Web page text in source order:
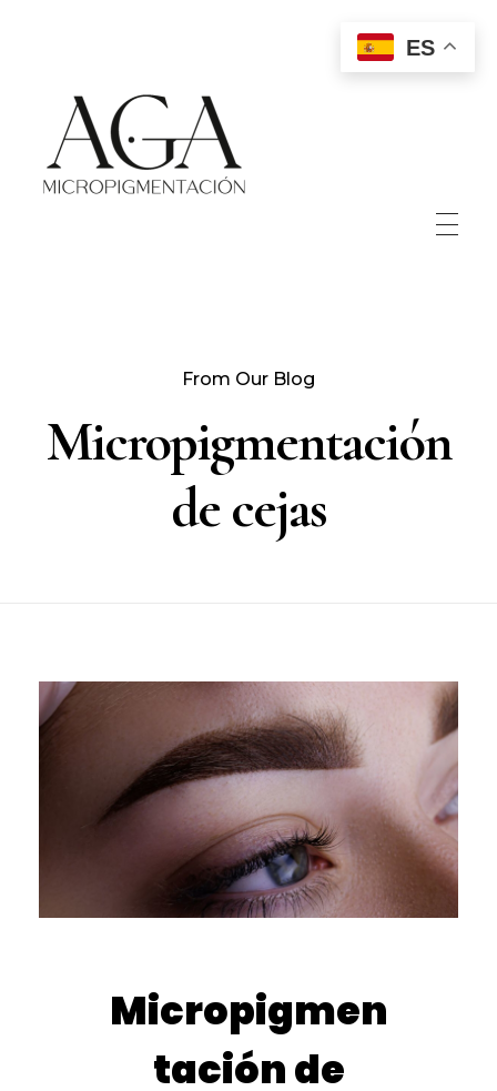
PORTFOLIO
From Our Blog
Micropigmentación
de cejas
Micropigmen
tación de
ES